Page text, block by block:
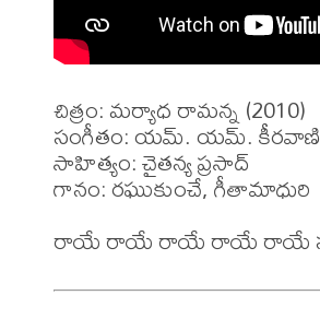
చిత్రం: మర్యాధ రామన్న (2010)
సంగీతం: యమ్. యమ్. కీరవాణి
సాహిత్యం: చైతన్య ప్రసాద్
గానం: రఘుకుంచే, గీతామాధురి